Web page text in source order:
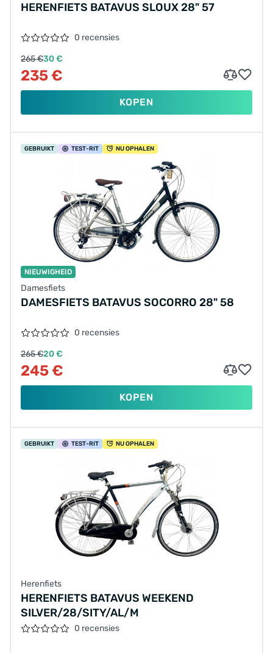
HERENFIETS BATAVUS SLOUX 28" 57
0 recensies
265 €30 €
235 €
KOPEN
GEBRUIKT TEST-RIT NU OPHALEN
NIEUWIGHEID
Damesfiets
DAMESFIETS BATAVUS SOCORRO 28" 58
0 recensies
265 €20 €
245 €
KOPEN
GEBRUIKT TEST-RIT NU OPHALEN
Herenfiets
HERENFIETS BATAVUS WEEKEND
SILVER/28/SITY/AL/M
0 recensies